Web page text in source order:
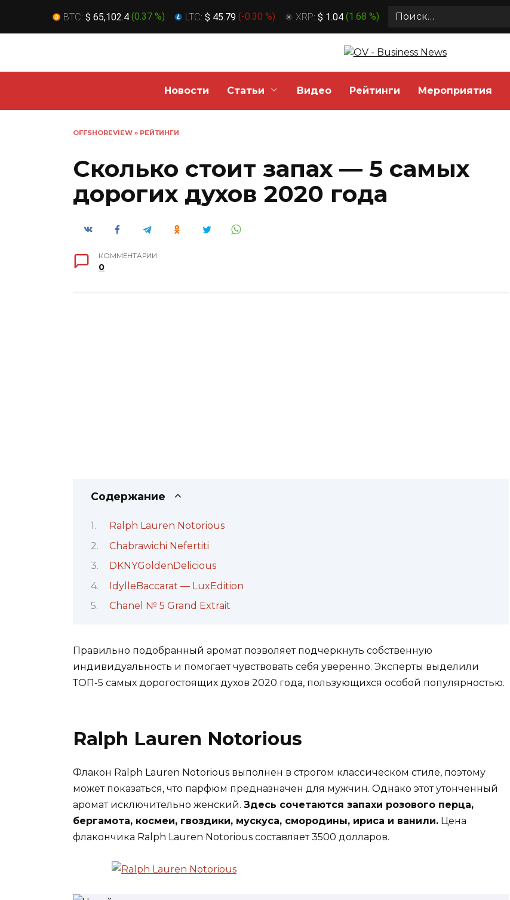
BTC: $ 65,102.4 (0.37 %) LTC: $ 45.79 (-0.30 %) XRP: $ 1.04 (1.68 %)
Search
Новости
Статьи Видео Рейтинги Мероприятия
OFFSHOREVIEW » РЕЙТИНГИ
Сколько стоит запах — 5 самых
дорогих духов 2020 года
КОММЕНТАРИИ
0
Содержание
Ralph Lauren Notorious
Chabrawichi Nefertiti
DKNYGoldenDelicious
IdylleBaccarat — LuxEdition
Сhanel № 5 Grand Extrait
Правильно подобранный аромат позволяет подчеркнуть собственную
индивидуальность и помогает чувствовать себя уверенно. Эксперты выделили
ТОП-5 самых дорогостоящих духов 2020 года, пользующихся особой популярностью.
Ralph Lauren Notorious
Флакон Ralph Lauren Notorious выполнен в строгом классическом стиле, поэтому
может показаться, что парфюм предназначен для мужчин. Однако этот утонченный
аромат исключительно женский. Здесь сочетаются запахи розового перца,
бергамота, космеи, гвоздики, мускуса, смородины, ириса и ванили. Цена
флакончика Ralph Lauren Notorious составляет 3500 долларов.